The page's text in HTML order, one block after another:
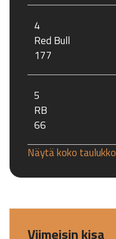
4
Red Bull
177
5
RB
66
Näytä koko taulukko
Viimeisin kisa